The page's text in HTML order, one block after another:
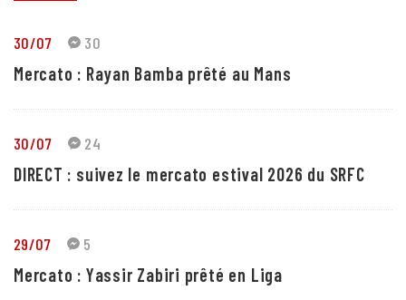
30/07 30
Mercato : Rayan Bamba prêté au Mans
30/07 24
DIRECT : suivez le mercato estival 2026 du SRFC
29/07 5
Mercato : Yassir Zabiri prêté en Liga